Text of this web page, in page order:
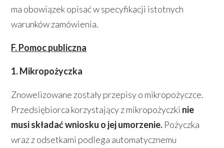
ma obowiązek opisać w specyfikacji istotnych
warunków zamówienia.
F. Pomoc publiczna
1. Mikropożyczka
Znowelizowane zostały przepisy o mikropożyczce.
Przedsiębiorca korzystający z mikropożyczki nie
musi składać wniosku o jej umorzenie. Pożyczka
wraz z odsetkami podlega automatycznemu